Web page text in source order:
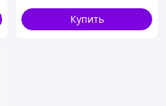
Купить